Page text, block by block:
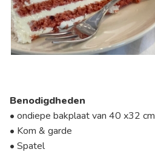
Benodigdheden
• ondiepe bakplaat van 40 x32 cm
• Kom & garde
• Spatel